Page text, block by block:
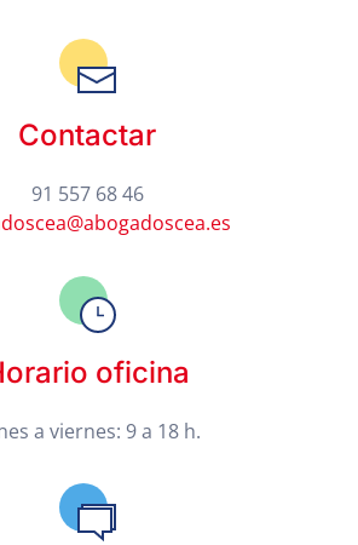
Contactar
91 557 68 46
oficina
a viernes: 9 a 18 h.